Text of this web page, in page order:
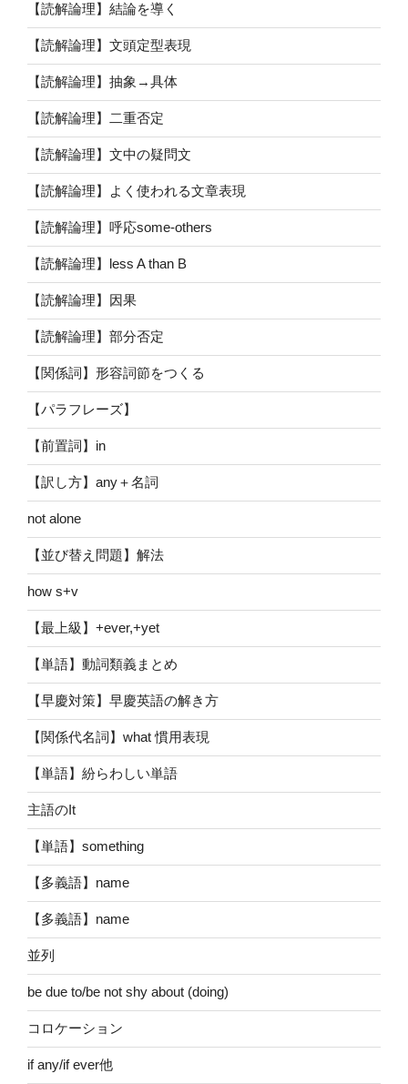
【読解論理】結論を導く
【読解論理】文頭定型表現
【読解論理】抽象→具体
【読解論理】二重否定
【読解論理】文中の疑問文
【読解論理】よく使われる文章表現
【読解論理】呼応some-others
【読解論理】less A than B
【読解論理】因果
【読解論理】部分否定
【関係詞】形容詞節をつくる
【パラフレーズ】
【前置詞】in
【訳し方】any＋名詞
not alone
【並び替え問題】解法
how s+v
【最上級】+ever,+yet
【単語】動詞類義まとめ
【早慶対策】早慶英語の解き方
【関係代名詞】what 慣用表現
【単語】紛らわしい単語
主語のIt
【単語】something
【多義語】name
【多義語】name
並列
be due to/be not shy about (doing)
コロケーション
if any/if ever他